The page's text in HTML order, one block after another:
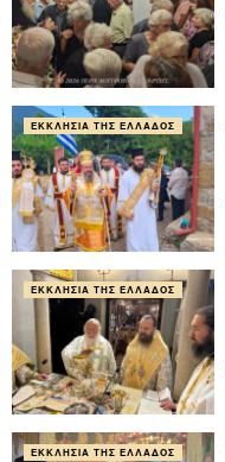
ΕΚΚΛΗΣΊΑ ΤΗΣ ΕΛΛΆΔΟΣ
ΕΚΚΛΗΣΊΑ ΤΗΣ ΕΛΛΆΔΟΣ
ΕΚΚΛΗΣΊΑ ΤΗΣ ΕΛΛΆΔΟΣ